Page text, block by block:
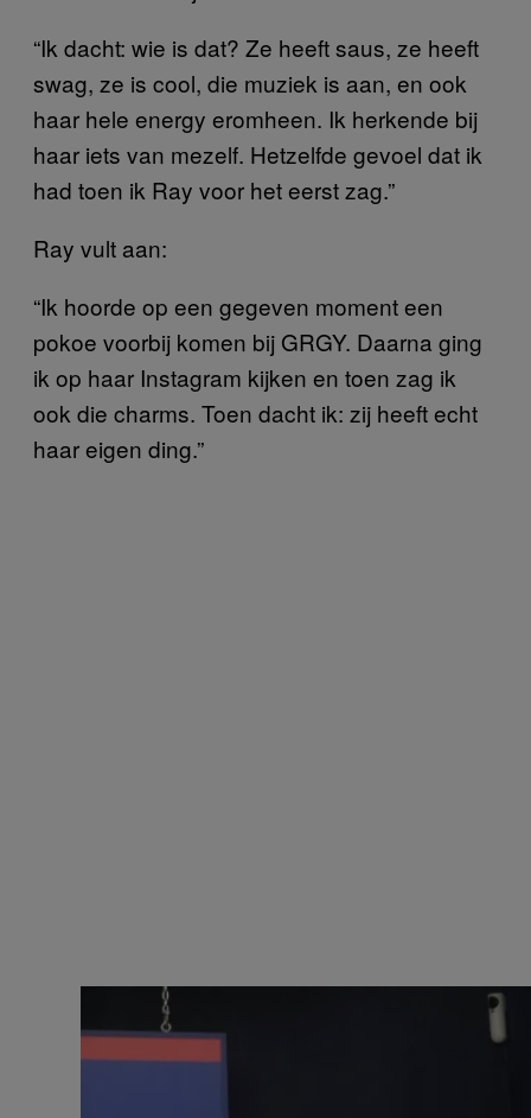
“Ik dacht: wie is dat? Ze heeft saus, ze heeft
swag, ze is cool, die muziek is aan, en ook
haar hele energy eromheen. Ik herkende bij
haar iets van mezelf. Hetzelfde gevoel dat ik
had toen ik Ray voor het eerst zag.”
Ray vult aan:
“Ik hoorde op een gegeven moment een
pokoe voorbij komen bij GRGY. Daarna ging
ik op haar Instagram kijken en toen zag ik
ook die charms. Toen dacht ik: zij heeft echt
haar eigen ding.”